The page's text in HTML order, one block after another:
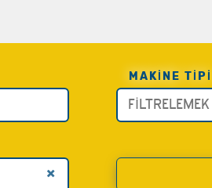
MAKINE TIPI
×